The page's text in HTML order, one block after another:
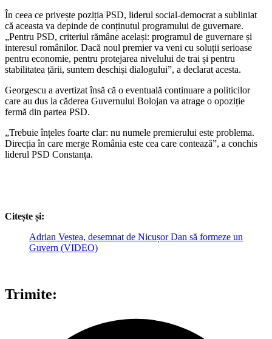
În ceea ce privește poziția PSD, liderul social-democrat a subliniat
că aceasta va depinde de conținutul programului de guvernare.
„Pentru PSD, criteriul rămâne același: programul de guvernare și
interesul românilor. Dacă noul premier va veni cu soluții serioase
pentru economie, pentru protejarea nivelului de trai și pentru
stabilitatea țării, suntem deschiși dialogului”, a declarat acesta.
Georgescu a avertizat însă că o eventuală continuare a politicilor
care au dus la căderea Guvernului Bolojan va atrage o opoziție
fermă din partea PSD.
„Trebuie înțeles foarte clar: nu numele premierului este problema.
Direcția în care merge România este cea care contează”, a conchis
liderul PSD Constanța.
Citește și:
Adrian Veștea, desemnat de Nicușor Dan să formeze un
Guvern (VIDEO)
Trimite: